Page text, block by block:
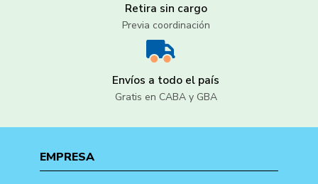
Retira sin cargo
Previa coordinación
Envíos a todo el país
Gratis en CABA y GBA
EMPRESA